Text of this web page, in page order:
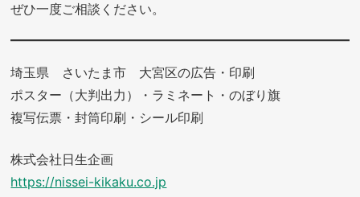
ぜひ一度ご相談ください。
埼玉県 さいたま市 大宮区の広告・印刷
ポスター（大判出力）・ラミネート・のぼり旗
複写伝票・封筒印刷・シール印刷
株式会社日生企画
https://nissei-kikaku.co.jp